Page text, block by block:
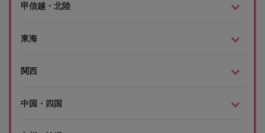
甲信越・北陸
東海
関西
中国・四国